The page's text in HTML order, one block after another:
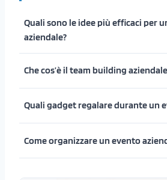
Quali sono le idee più efficaci per
aziendale?
Che cos’è il team building
Quali gadget regalare durante un
Come organizzare un evento